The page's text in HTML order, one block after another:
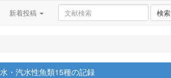
新着投稿 検索
・汽水性魚類15種の記録